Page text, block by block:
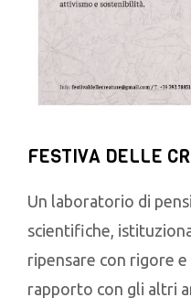
FESTIVA DELLE
Un laboratorio di
scientifiche,
ripensare con rigore
rapporto con gli altri